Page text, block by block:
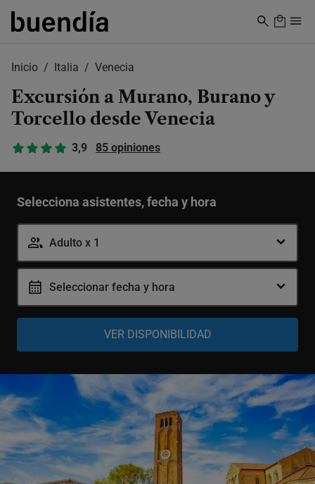
Skip
Inicio Italia Venecia
Excursión a Murano, Burano y
Torcello desde Venecia
3,9 85 opiniones
Selecciona asistentes, fecha y hora
Adulto x 1
Niño
3-5 años - +
Bebé
0-2 años - +
Seleccionar fecha y hora